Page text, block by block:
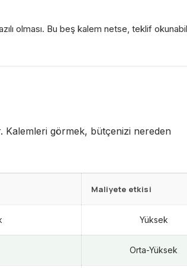
olması. Bu beş kalem netse, teklif
Kalemleri görmek, bütçenizi nereden
Maliyete etkisi
Yüksek
Orta-Yüksek